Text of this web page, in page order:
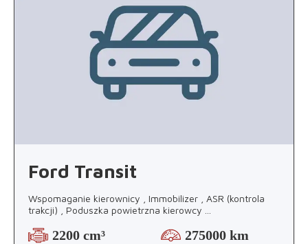
Ford Transit
Wspomaganie kierownicy , Immobilizer , ASR (kontrola
trakcji) , Poduszka powietrzna kierowcy
2200 cm³
275000 km